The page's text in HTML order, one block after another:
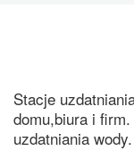
Stacje
domu,biura i
uzdatniania